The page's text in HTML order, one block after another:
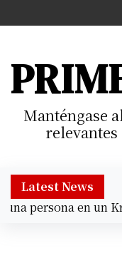
k
Manténgase
relevantes
Latest News
persona en un